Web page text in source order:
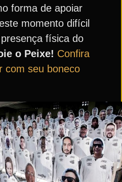
forma de apoiar
momento difícil
física do
o Peixe! Confira
com seu boneco